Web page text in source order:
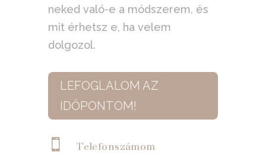
neked való-e a módszerem, és
mit érhetsz e, ha velem
dolgozol.
LEFOGLALOM AZ
IDŐPONTOM!
 Telefonszámom